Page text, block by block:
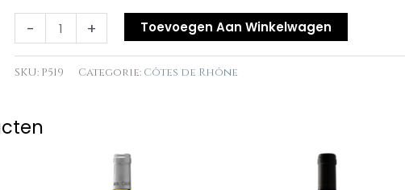
-
Rebelle
aantal
+ Toevoegen Aan Winkelwagen
SKU: P519 Categorie: Côtes de Rhône